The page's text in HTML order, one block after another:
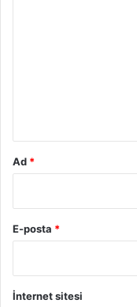
Ad *
E-posta *
İnternet sitesi